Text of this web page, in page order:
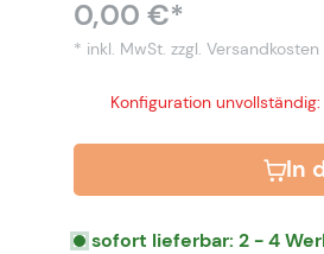
0,00 €*
* inkl. MwSt. zzgl. Versandkosten
Konfiguration
In
sofort lieferbar: 2 - 4